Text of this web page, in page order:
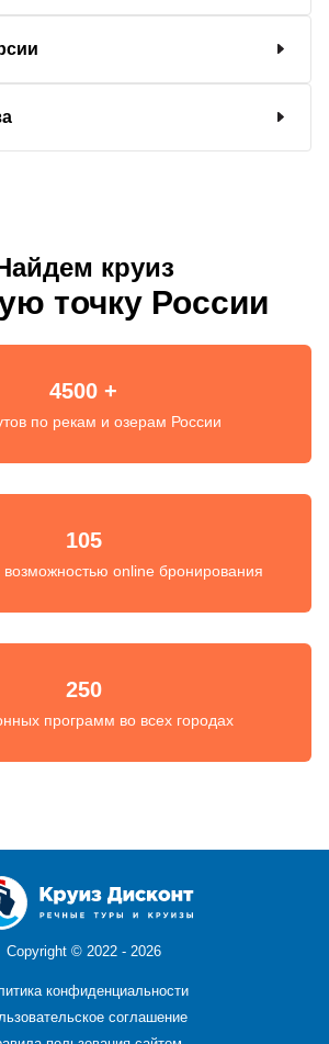
круиз
точку России
4500 +
по рекам и озерам России
105
возможностью online бронирования
250
программ во всех городах
Copyright © 2022 - 2026
конфиденциальности
соглашение